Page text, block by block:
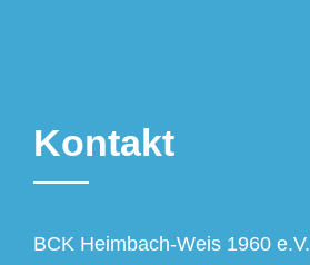
Kontakt
BCK Heimbach-Weis 1960 e.V.